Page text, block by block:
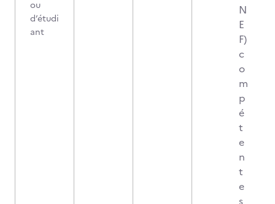
ou
d’étudi
ant
N
E
F)
c
o
m
p
é
t
e
n
t
e
s